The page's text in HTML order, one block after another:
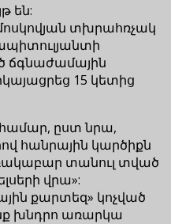
են:
տխրահռչակ
ճգնաժամային
15 կետից
համար, ըստ նրա,
հանրային կարծիքն
տանուլ տված
վրա»:
քարտեզ» կոչված
խնդրո առարկա